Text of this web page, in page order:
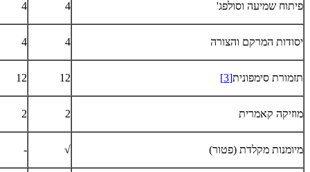
פיתוח שמיעה וסולפג' 4
4
יסודות המרקם והצורה 4
4
תזמורת סימפונית[3]
12
12
מוזיקה קאמרית 2
2
מיומנות מקלדת (פטור) √
-